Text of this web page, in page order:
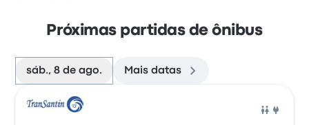
Próximas partidas de ônibus
sáb., 8 de ago. Mais datas